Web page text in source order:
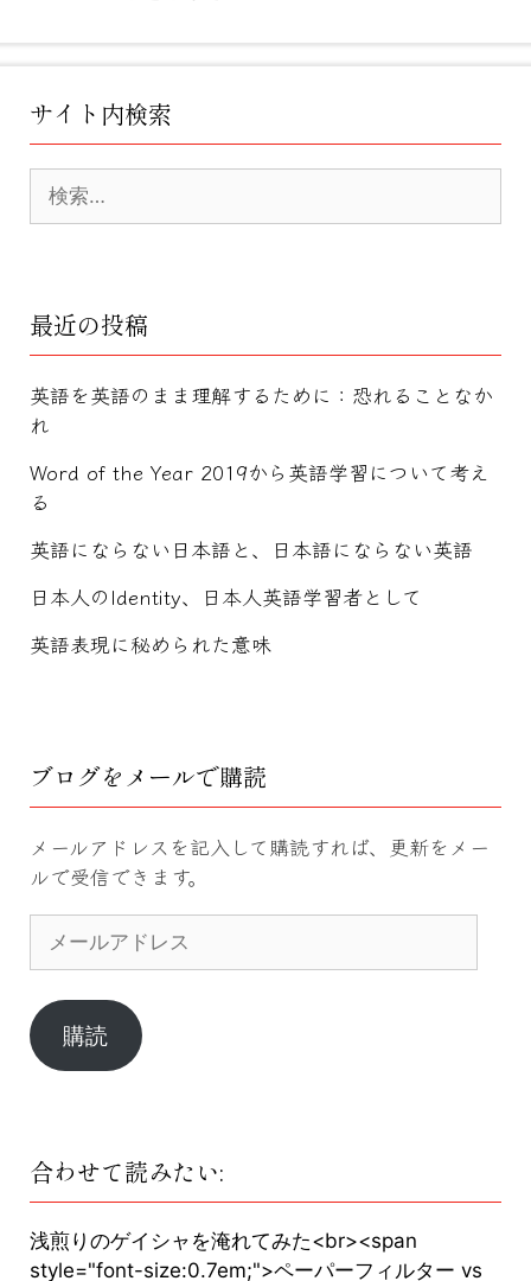
サイト内検索
索:
最近の投稿
英語を英語のまま理解するために：恐れることなか
れ
Word of the Year 2019から英語学習について考え
る
英語にならない日本語と、日本語にならない英語
日本人のIdentity、日本人英語学習者として
英語表現に秘められた意味
ブログをメールで購読
メールアドレスを記入して購読すれば、更新をメー
ルで受信できます。
ル
ド
レ
購読
合わせて読みたい:
浅煎りのゲイシャを淹れてみた<br><span
style="font-size:0.7em;">ペーパーフィルター vs